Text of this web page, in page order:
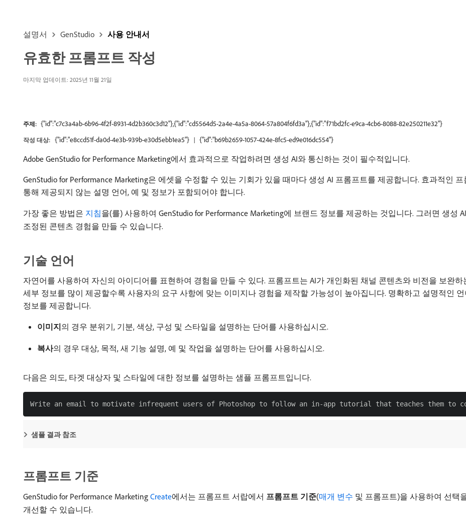
설명서 GenStudio 사용 안내서
유효한 프롬프트 작성
마지막 업데이트: 2025년 11월 21일
주제: {"id":"c7c3a4ab-6b96-4f2f-8931-4d2b360c3d12"},{"id":"cd5564d5-2a4e-4a5a-8064-57a804f6fd3a"},{"id":"f71bd2fc-e9ca-4cb6-8088-82e250211e32"}
작성 대상: {"id":"e8ccd51f-da0d-4e3b-939b-e30d5ebb1ea5"} {"id":"b69b2659-1057-424e-8fc5-ed9e016dc554"}
Adobe GenStudio for Performance Marketing에서 효과적으로 작업하려면 생성 AI와 통신하는 것이 필수적입니다.
GenStudio for Performance Marketing은 에셋을 수정할 수 있는 기회가 있을 때마다 생성 AI 프롬프트를 제공합니다. 효과적인
통해 제공되지 않는 설명 언어, 예 및 정보가 포함되어야 합니다.
가장 좋은 방법은 지침을(를) 사용하여 GenStudio for Performance Marketing에 브랜드 정보를 제공하는 것입니다. 그러면 생성
조정된 콘텐츠 경험을 만들 수 있습니다.
기술 언어
자연어를 사용하여 자신의 아이디어를 표현하여 경험을 만들 수 있다. 프롬프트는 AI가 개인화된 채널 콘텐츠와 비전을 보완
세부 정보를 많이 제공할수록 사용자의 요구 사항에 맞는 이미지나 경험을 제작할 가능성이 높아집니다. 명확하고 설명적인
정보를 제공합니다.
이미지​의 경우 분위기, 기분, 색상, 구성 및 스타일을 설명하는 단어를 사용하십시오.
복사​의 경우 대상, 목적, 새 기능 설명, 예 및 작업을 설명하는 단어를 사용하십시오.
다음은 의도, 타겟 대상자 및 스타일에 대한 정보를 설명하는 샘플 프롬프트입니다.
샘플 결과 참조
프롬프트 기준
GenStudio for Performance Marketing Create에서는 프롬프트 서랍에서 프롬프트 기준(매개 변수 및 프롬프트)을 사용하여 선택
개선할 수 있습니다.